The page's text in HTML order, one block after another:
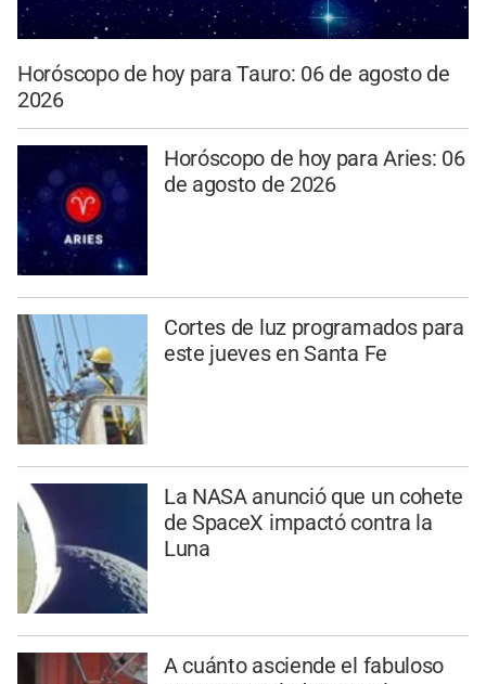
Horóscopo de hoy para Tauro: 06 de agosto de
2026
Horóscopo de hoy para Aries: 06
de agosto de 2026
Cortes de luz programados para
este jueves en Santa Fe
La NASA anunció que un cohete
de SpaceX impactó contra la
Luna
A cuánto asciende el fabuloso